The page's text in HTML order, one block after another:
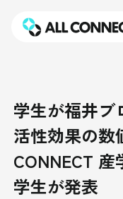
学生が福井ブ
活性効果の
CONNECT
学生が発表